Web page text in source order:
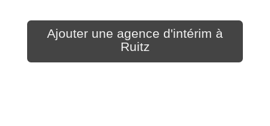
Ajouter une agence d'intérim à
Ruitz